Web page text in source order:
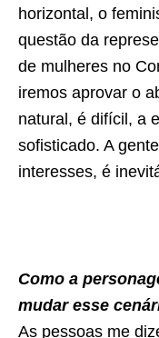
horizontal, o
questão da
de mulheres no
iremos aprovar o
natural, é difícil, a
sofisticado. A
interesses, é
Como a
mudar esse
As pessoas me